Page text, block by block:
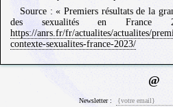
Source : « Premiers résultats de la
des sexualités en France
https://anrs.fr/fr/actualites/actualites/
contexte-sexualites-france-2023/
Newsletter :
@